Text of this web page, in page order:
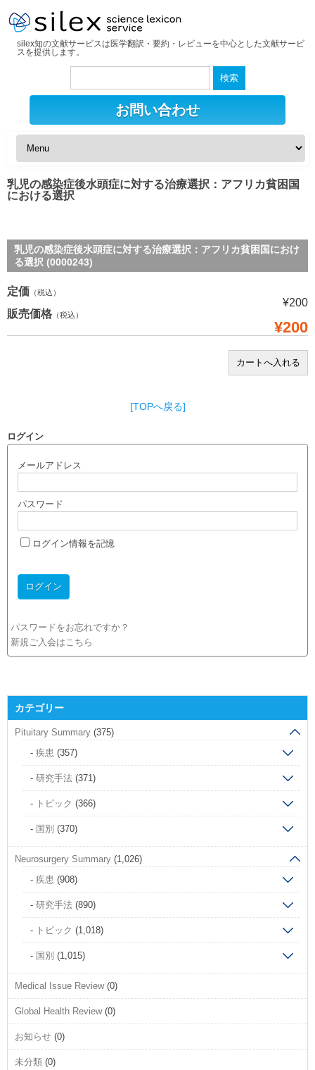
silex知の文献サービスは医学翻訳・要約・レビューを中心とした文献サービ
スを提供します。
検
お問い合わせ
乳児の感染症後水頭症に対する治療選択：アフリカ貧困国
における選択
乳児の感染症後水頭症に対する治療選択：アフリカ貧困国におけ
る選択 (0000243)
定価 （税込）
¥200
販売価格 （税込）
¥200
[TOPへ戻る]
ログイン
メールアドレス
パスワード
ログイン情報を記憶
パスワードをお忘れですか？
新規ご入会はこちら
カテゴリー
Pituitary Summary (375)
疾患 (357)
研究手法 (371)
トピック (366)
国別 (370)
Neurosurgery Summary (1,026)
疾患 (908)
研究手法 (890)
トピック (1,018)
国別 (1,015)
Medical Issue Review(0)
Global Health Review(0)
お知らせ (0)
未分類 (0)